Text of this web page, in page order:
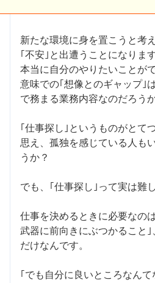
新たな環境に身を置こうと考
｢不安｣と出遭うことになります
本当に自分のやりたいことが
意味での｢想像とのギャップ｣
で務まる業務内容なのだろうか
｢仕事探し｣というものがとて
思え、孤独を感じている人も
うか？
でも、｢仕事探し｣って実は難
仕事を決めるときに必要なの
武器に前向きにぶつかること
だけなんです。
｢でも自分に良いところなん